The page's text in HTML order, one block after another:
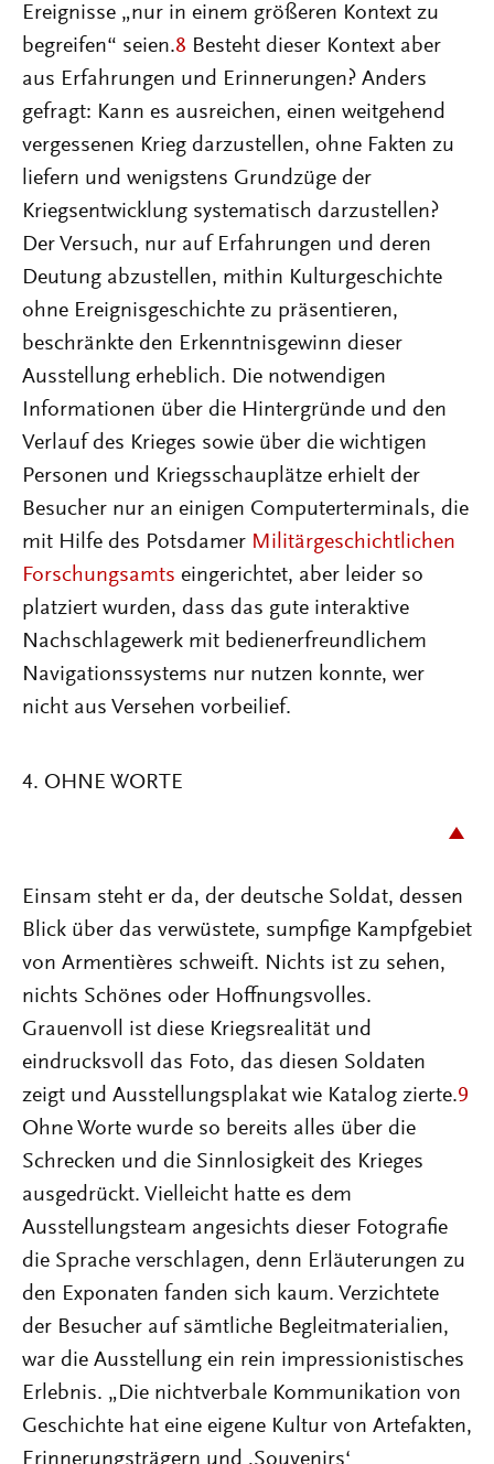
Ereignisse „nur in einem größeren Kontext zu
begreifen“ seien.8 Besteht dieser Kontext aber
aus Erfahrungen und Erinnerungen? Anders
gefragt: Kann es ausreichen, einen weitgehend
vergessenen Krieg darzustellen, ohne Fakten zu
liefern und wenigstens Grundzüge der
Kriegsentwicklung systematisch darzustellen?
Der Versuch, nur auf Erfahrungen und deren
Deutung abzustellen, mithin Kulturgeschichte
ohne Ereignisgeschichte zu präsentieren,
beschränkte den Erkenntnisgewinn dieser
Ausstellung erheblich. Die notwendigen
Informationen über die Hintergründe und den
Verlauf des Krieges sowie über die wichtigen
Personen und Kriegsschauplätze erhielt der
Besucher nur an einigen Computerterminals, die
mit Hilfe des Potsdamer Militärgeschichtlichen
Forschungsamts eingerichtet, aber leider so
platziert wurden, dass das gute interaktive
Nachschlagewerk mit bedienerfreundlichem
Navigationssystems nur nutzen konnte, wer
nicht aus Versehen vorbeilief.
4. OHNE WORTE
Einsam steht er da, der deutsche Soldat, dessen
Blick über das verwüstete, sumpfige Kampfgebiet
von Armentières schweift. Nichts ist zu sehen,
nichts Schönes oder Hoffnungsvolles.
Grauenvoll ist diese Kriegsrealität und
eindrucksvoll das Foto, das diesen Soldaten
zeigt und Ausstellungsplakat wie Katalog zierte.9
Ohne Worte wurde so bereits alles über die
Schrecken und die Sinnlosigkeit des Krieges
ausgedrückt. Vielleicht hatte es dem
Ausstellungsteam angesichts dieser Fotografie
die Sprache verschlagen, denn Erläuterungen zu
den Exponaten fanden sich kaum. Verzichtete
der Besucher auf sämtliche Begleitmaterialien,
war die Ausstellung ein rein impressionistisches
Erlebnis. „Die nichtverbale Kommunikation von
Geschichte hat eine eigene Kultur von Artefakten,
Erinnerungsträgern und ‚Souvenirs‘